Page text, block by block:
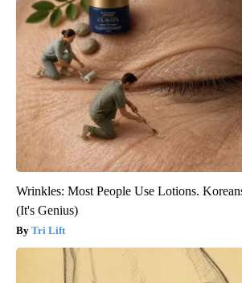
Wrinkles: Most People Use Lotions.
(It's Genius)
Tri Lift